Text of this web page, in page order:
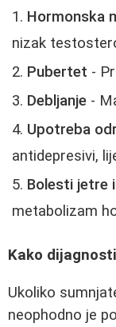
Hormonska
nizak
Pubertet -
Debljanje -
Upotreba
antidepresivi,
Bolesti jetre
metabolizam
Kako
Ukoliko
neophodno je